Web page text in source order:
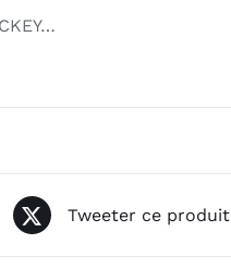
Tweeter ce produit